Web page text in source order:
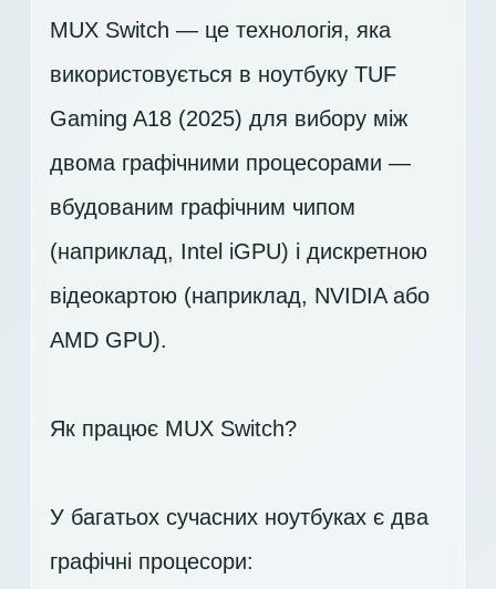
MUX Switch — це технологія, яка
використовується в ноутбуку TUF
Gaming A18 (2025) для вибору між
двома графічними процесорами —
вбудованим графічним чипом
(наприклад, Intel iGPU) і дискретною
відеокартою (наприклад, NVIDIA або
AMD GPU).
Як працює MUX Switch?
У багатьох сучасних ноутбуках є два
графічні процесори: